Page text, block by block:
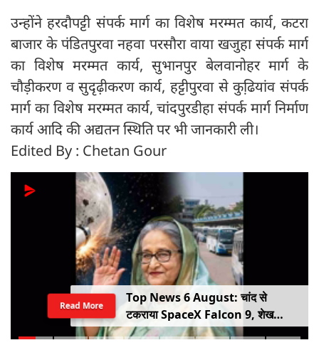
उन्होंने हरदौपट्टी संपर्क मार्ग का विशेष मरम्मत कार्य, कटरा
बाजार के पंडितपुरवा नहवा परसौरा वाया खजुहा संपर्क मार्ग
का विशेष मरम्मत कार्य, सुभानपुर बेलवानोहर मार्ग के
चौड़ीकरण व सुदृढ़ीकरण कार्य, हट्टीपुरवा से कुढि़यांव संपर्क
मार्ग का विशेष मरम्मत कार्य, चांदपुरडीहा संपर्क मार्ग निर्माण
कार्य आदि की अद्यतन स्थिति पर भी जानकारी ली।
Edited By : Chetan Gour
Top News 6 August: चांद से
टकराया SpaceX Falcon 9, शेख
हसीना की घर वापसी का ऐलान, MP में बस
Read More